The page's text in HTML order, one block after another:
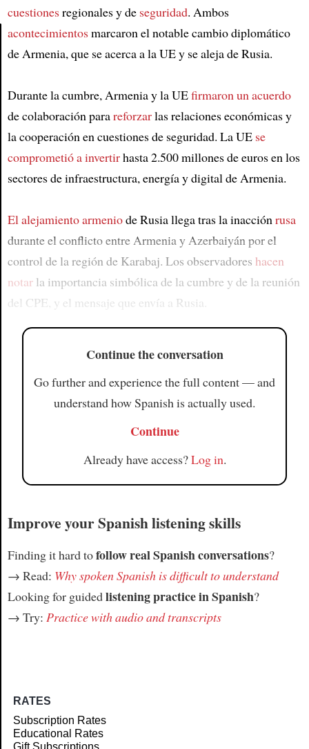
cuestionesregionales y de seguridad. Ambos
acontecimientosmarcaron el notable cambio diplomático
de Armenia, que se acerca a la UE y se aleja de Rusia.
Durante la cumbre, Armenia y la UEfirmaron un acuerdo
de colaboración parareforzarlas relaciones económicas y
la cooperación en cuestiones de seguridad. La UE se
comprometió a invertirhasta 2.500 millones de euros en los
sectores de infraestructura, energía y digital de Armenia.
El alejamiento armeniode Rusia llega tras la inacción rusa
durante el conflicto entre Armenia y Azerbaiyán por el
control de la región de Karabaj. Los observadores hacen
notarla importancia simbólica de la cumbre y de la reunión
del CPE, y el mensaje que envía a Rusia.
Continue the conversation
Go further and experience the full content — and
understand how Spanish is actually used.
Continue
Already have access?Log in.
Improve your Spanish listening skills
Finding it hard tofollow real Spanish conversations?
→ Read: Why spoken Spanish is difficult to understand
Looking for guidedlistening practice in Spanish?
→ Try: Practice with audio and transcripts
RATES
Subscription Rates
Educational Rates